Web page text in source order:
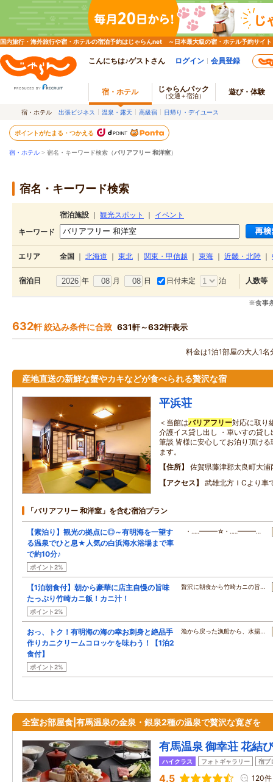
国内旅行・海外旅行や宿・ホテルの宿泊予約はじゃらんnet ～日本最大級の宿・ホテル予約サイト
こんにちは♪ゲストさん ログイン 会員登録
宿・ホテル じゃらんパック
（交通＋宿泊） 遊び・体験
宿・ホテル 出張ビジネス 温泉・露天 高級宿 日帰り・デイユース
ポイントがたまる・つかえる
宿・ホテル > 宿名・キーワード検索（バリアフリー 和洋室）
宿名・キーワード検索
宿泊施設 観光スポット
イベント
キーワード
エリア 全国 北海道 東北 関東・甲信越 東海 近畿・北陸
宿泊日 年 月 日 日付未定 泊 人数等
※食事
632軒 絞込み条件に合致 631軒～632軒表示
料金は1泊1部屋の大人1
産地直送の新鮮な蟹やカキなどが食べられる贅沢な宿
平浜荘
＜当館はバリアフリー対応に取り
介護イス貸し出し ・車いすの貸
筆談 皆様に安心してお泊り頂け
ます。
住所
佐賀県藤津郡太良町大浦
アクセス
武雄北方ＩCより車
「バリアフリー 和洋室」を含む宿泊プラン
【素泊り】観光の拠点に◎～有明海を一望す
る温泉でひと息★人気の白浜海水浴場まで車
で約10分♪
ポイント2%
・‥…━━━☆・‥…━━━…
【1泊朝食付】朝から豪華に店主自慢の旨味
たっぷり竹崎カニ飯！カニ汁！
ポイント2%
贅沢に朝食から竹崎カニの旨…
おっ、トク！有明海の海の幸お刺身と絶品手
作りカニクリームコロッケを味わう！【1泊2
食付】
ポイント2%
漁から戻った漁船から、水揚…
全室お部屋食|有馬温泉の金泉・銀泉2種の温泉で贅沢な寛ぎを
有馬温泉 御幸荘 花結び
ハイクラス フォトギャラリー 宿ブ
4.5 120件